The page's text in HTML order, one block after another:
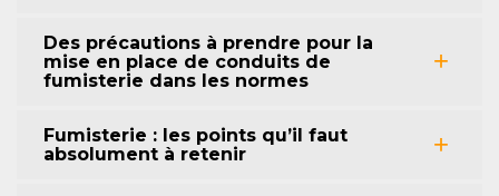
Des précautions à prendre pour la
mise en place de conduits de
fumisterie dans les normes
Fumisterie : les points qu’il faut
absolument à retenir